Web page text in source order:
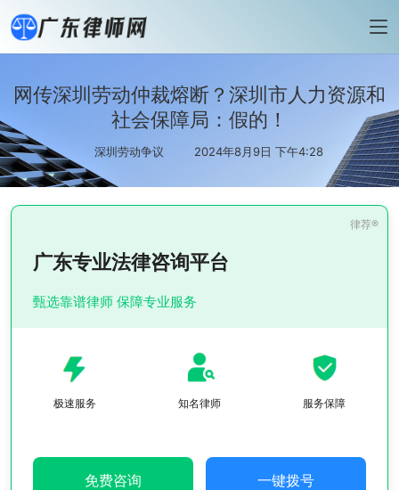
网传深圳劳动仲裁熔断？深圳市人力资源和
社会保障局：假的！
深圳劳动争议 2024年8月9日 下午4:28
广东专业法律咨询平台
甄选靠谱律师 保障专业服务
极速服务 知名律师 服务保障
免费咨询 一键拨号